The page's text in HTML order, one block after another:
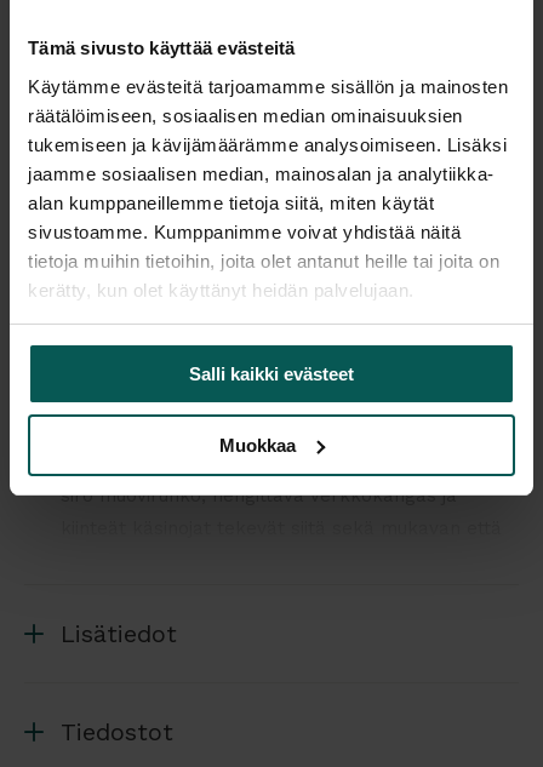
Tämä sivusto käyttää evästeitä
Käytämme evästeitä tarjoamamme sisällön ja mainosten
räätälöimiseen, sosiaalisen median ominaisuuksien
tukemiseen ja kävijämäärämme analysoimiseen. Lisäksi
jaamme sosiaalisen median, mainosalan ja analytiikka-
alan kumppaneillemme tietoja siitä, miten käytät
sivustoamme. Kumppanimme voivat yhdistää näitä
tietoja muihin tietoihin, joita olet antanut heille tai joita on
kerätty, kun olet käyttänyt heidän palvelujaan.
Salli kaikki evästeet
Muokkaa
Malli esillä myymälöissä (Vantaa), tervetuloa tutustumaan!
Tulosta tuotekortti
Kaikki valmistajan tuotteet tilattavissa kauttamme.
Tuotekuvaus
siro muovirunko, hengittävä verkkokangas ja
Istuinkorkeutta voi säätää portaattomasti
keinuntoiminto, joka lisää istuinmukavuutta ja tuo
Lisätiedot
Tiedostot